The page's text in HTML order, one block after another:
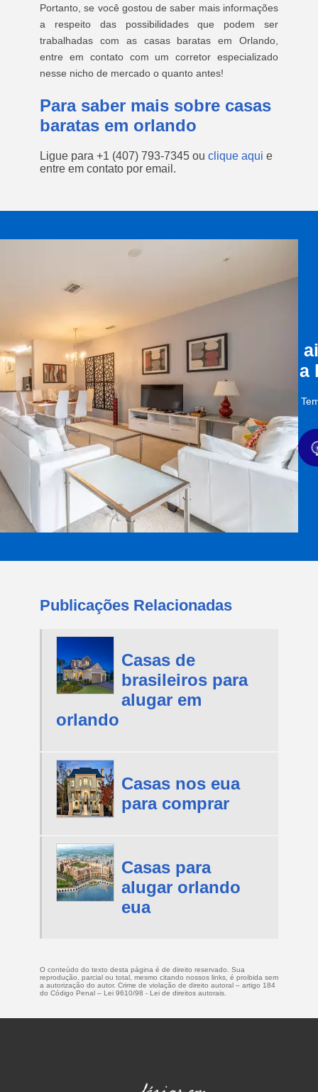
Portanto, se você gostou de saber mais informações
a respeito das possibilidades que podem ser
trabalhadas com as casas baratas em Orlando,
entre em contato com um corretor especializado
nesse nicho de mercado o quanto antes!
Para saber mais sobre casas
baratas em orlando
Ligue para +1 (407) 793-7345 ou clique aqui e
entre em contato por email.
a
Publicações Relacionadas
Casas de
brasileiros para
alugar em
orlando
Casas nos eua
para comprar
Casas para
alugar orlando
eua
O conteúdo do texto desta página é de direito reservado. Sua
reprodução, parcial ou total, mesmo citando nossos links, é proibida sem
a autorização do autor. Crime de violação de direito autoral – artigo 184
do Código Penal – Lei 9610/98 - Lei de direitos autorais